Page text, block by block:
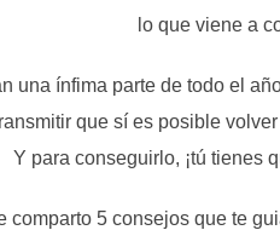
lo que viene a
una ínfima parte de todo el
que sí es posible
Y para conseguirlo, ¡tú tienes
comparto 5 consejos que te